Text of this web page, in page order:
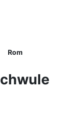
Rom